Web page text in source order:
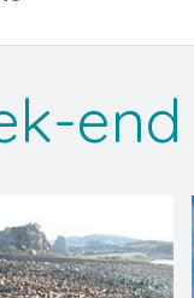
end